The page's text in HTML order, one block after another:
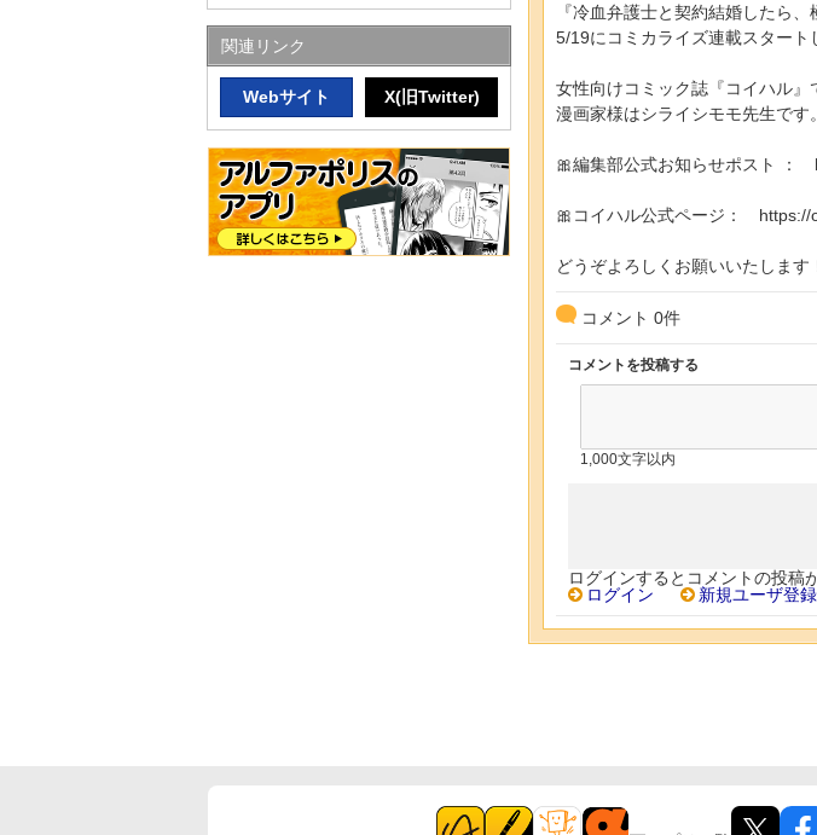
『冷血弁護士と契約結婚したら
5/19にコミカライズ連載スタート
女性向けコミック誌『コイハル』
漫画家様はシライシモモ先生です
🎀編集部公式お知らせポスト ：
🎀コイハル公式ページ： https://
どうぞよろしくお願いいたします
コメント 0件
コメントを投稿する
1,000文字以内
ログインするとコメントの投稿
ログイン
新規ユーザ登録
関連リンク
Webサイト X(旧Twitter)